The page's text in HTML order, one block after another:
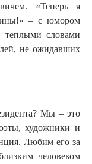
«Теперь я
– с юмором
теплыми словами
не ожидавших
Мы – это
художники и
Любим его за
человеком